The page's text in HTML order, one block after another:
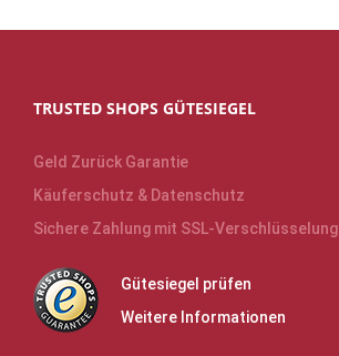
TRUSTED SHOPS GÜTESIEGEL
Geld Zurück Garantie
Käuferschutz & Datenschutz
Sichere Zahlung mit SSL-Verschlüsselung
Gütesiegel prüfen
Weitere Informationen